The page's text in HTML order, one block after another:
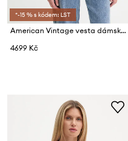
*-15 % s kódem: LST
American Vintage vesta dámská fleecová
4699 Kč